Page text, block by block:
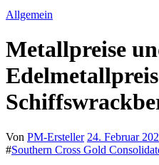
Allgemein
Metallpreise
Von PM-Ersteller 24. Februar
#Southern Cross Gold